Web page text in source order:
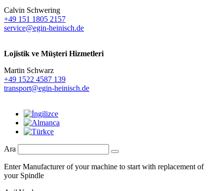
Calvin Schwering
+49 151 1805 2157
service@egin-heinisch.de
Lojistik ve Müşteri Hizmetleri
Martin Schwarz
+49 1522 4587 139
transport@egin-heinisch.de
Ara
Enter Manufacturer of your machine to start with replacement of
your Spindle